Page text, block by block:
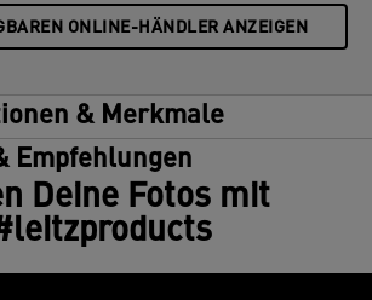
ONLINE-HÄNDLER ANZEIGEN
& Merkmale
Empfehlungen
Deine Fotos mit